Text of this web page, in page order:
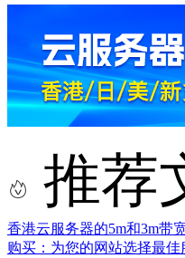
推荐
香港云服务器的5m和3m带
购买：为您的网站选择最佳